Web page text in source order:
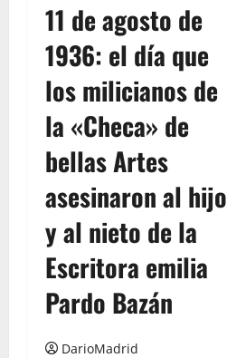
11 de agosto de
1936: el día que
los milicianos de
la «Checa» de
bellas Artes
asesinaron al hijo
y al nieto de la
Escritora emilia
Pardo Bazán
DarioMadrid